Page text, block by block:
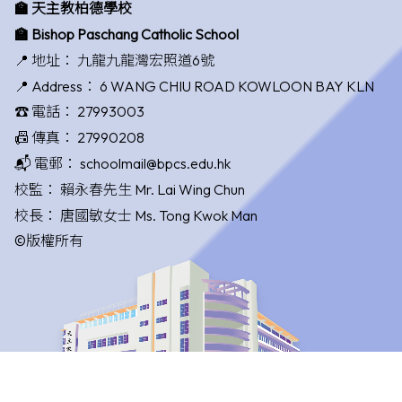
🏫 天主教柏德學校
🏫 Bishop Paschang Catholic School
📍 地址： 九龍九龍灣宏照道6號
📍 Address： 6 WANG CHIU ROAD KOWLOON BAY KLN
☎️ 電話： 27993003
📠 傳真： 27990208
📬 電郵： schoolmail@bpcs.edu.hk
校監： 賴永春先生 Mr. Lai Wing Chun
校長： 唐國敏女士 Ms. Tong Kwok Man
©版權所有